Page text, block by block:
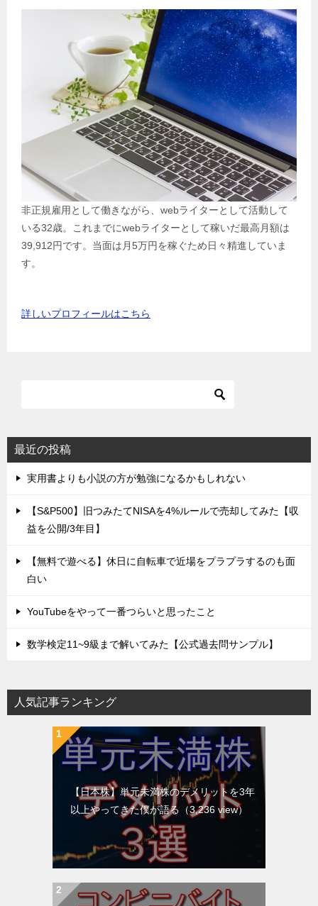
非正規雇用として働きながら、webライターとして活動して
いる32歳。これまでにwebライターとして稼いだ最高月額は
39,912円です。当面は月5万円を稼ぐため日々精進していま
す。
詳しいプロフィールはこちら
最近の投稿
実用書よりも小説の方が勉強になるかもしれない
【S&P500】旧つみたてNISAを4%ルールで売却してみた【収
益を公開/3年目】
【無料で遊べる】休日に自転車で近場をプラプラするのも面
白い
YouTubeをやって一番つらいと思ったこと
数学検定11~9級まで解いてみた【公式過去問サンプル】
人気記事ランキング
【日本株】単元未満株のデメリットを3年
以上やってきた僕が語る （3,236 view）